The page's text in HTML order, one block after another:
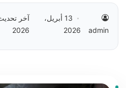
admin
13 أبريل،
2026
2026